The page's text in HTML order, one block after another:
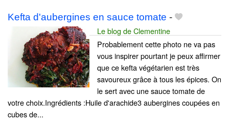
Kefta d'aubergines en sauce tomate -
Le blog de Clementine
Probablement cette photo ne va pas
vous inspirer pourtant je peux affirmer
que ce kefta végétarien est très
savoureux grâce à tous les épices. On
le sert avec une sauce tomate de
votre choix.Ingrédients :Huile d'arachide3 aubergines coupées en
cubes de...